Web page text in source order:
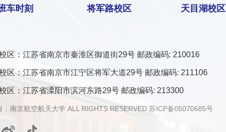
车时刻 将军路校区 天目湖校区
区：江苏省南京市秦淮区御道街29号 邮政编码: 210016
区：江苏省南京市江宁区将军大道29号 邮政编码: 211106
区：江苏省溧阳市滨河东路29号 邮政编码: 213300
：南京航空航天大学 ALL RIGHTS RESERVED 苏ICP备05070685号